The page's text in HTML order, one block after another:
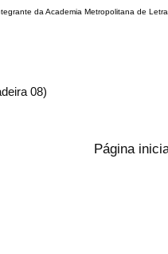
da Academia Metropolitana de
08)
Página